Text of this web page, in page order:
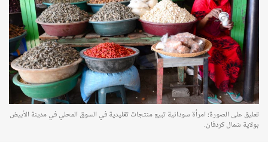
تعليق على الصورة: امرأة سودانية تبيع منتجات تقليدية في السوق المحلي في مدينة الأبيض
بولاية شمال كردفان.